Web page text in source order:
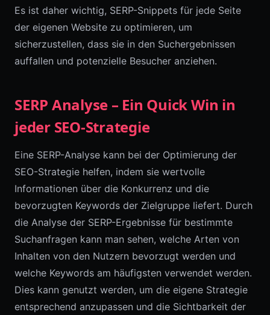
Es ist daher wichtig, SERP-Snippets für jede Seite
der eigenen Website zu optimieren, um
sicherzustellen, dass sie in den Suchergebnissen
auffallen und potenzielle Besucher anziehen.
SERP Analyse – Ein Quick Win in
jeder SEO-Strategie
Eine SERP-Analyse kann bei der Optimierung der
SEO-Strategie helfen, indem sie wertvolle
Informationen über die Konkurrenz und die
bevorzugten Keywords der Zielgruppe liefert. Durch
die Analyse der SERP-Ergebnisse für bestimmte
Suchanfragen kann man sehen, welche Arten von
Inhalten von den Nutzern bevorzugt werden und
welche Keywords am häufigsten verwendet werden.
Dies kann genutzt werden, um die eigene Strategie
entsprechend anzupassen und die Sichtbarkeit der